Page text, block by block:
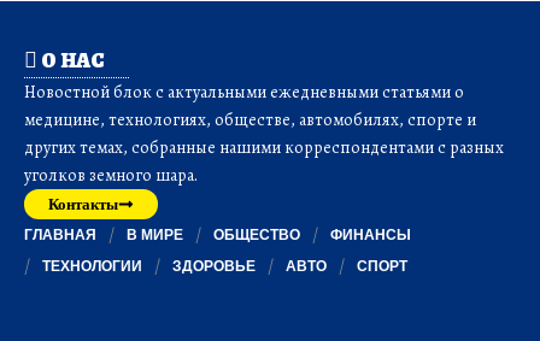
О НАС
Новостной блок с актуальными ежедневными статьями о
медицине, технологиях, обществе, автомобилях, спорте и
других темах, собранные нашими корреспондентами с разных
уголков земного шара.
Контакты
ГЛАВНАЯ В МИРЕ ОБЩЕСТВО
ФИНАНСЫ
ТЕХНОЛОГИИ
ЗДОРОВЬЕ АВТО СПОРТ